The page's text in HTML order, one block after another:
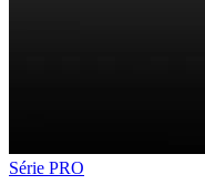
Série PRO